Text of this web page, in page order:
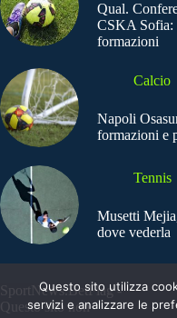
Qual.
CSKA Sofia:
formazioni
Calcio
Napoli
formazioni e
Tennis
Musetti
dove vederla
SportNews.BetFlag -
Questo sito non
Questo sito utilizza
servizi e analizzare le